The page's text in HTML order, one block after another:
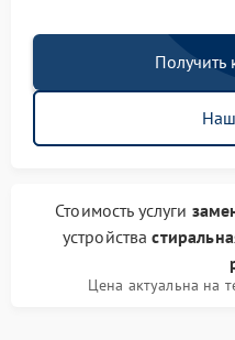
Получить
Стоимость услуги
устройства
Цена актуальна на